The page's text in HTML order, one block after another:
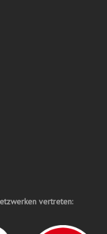
vertreten: